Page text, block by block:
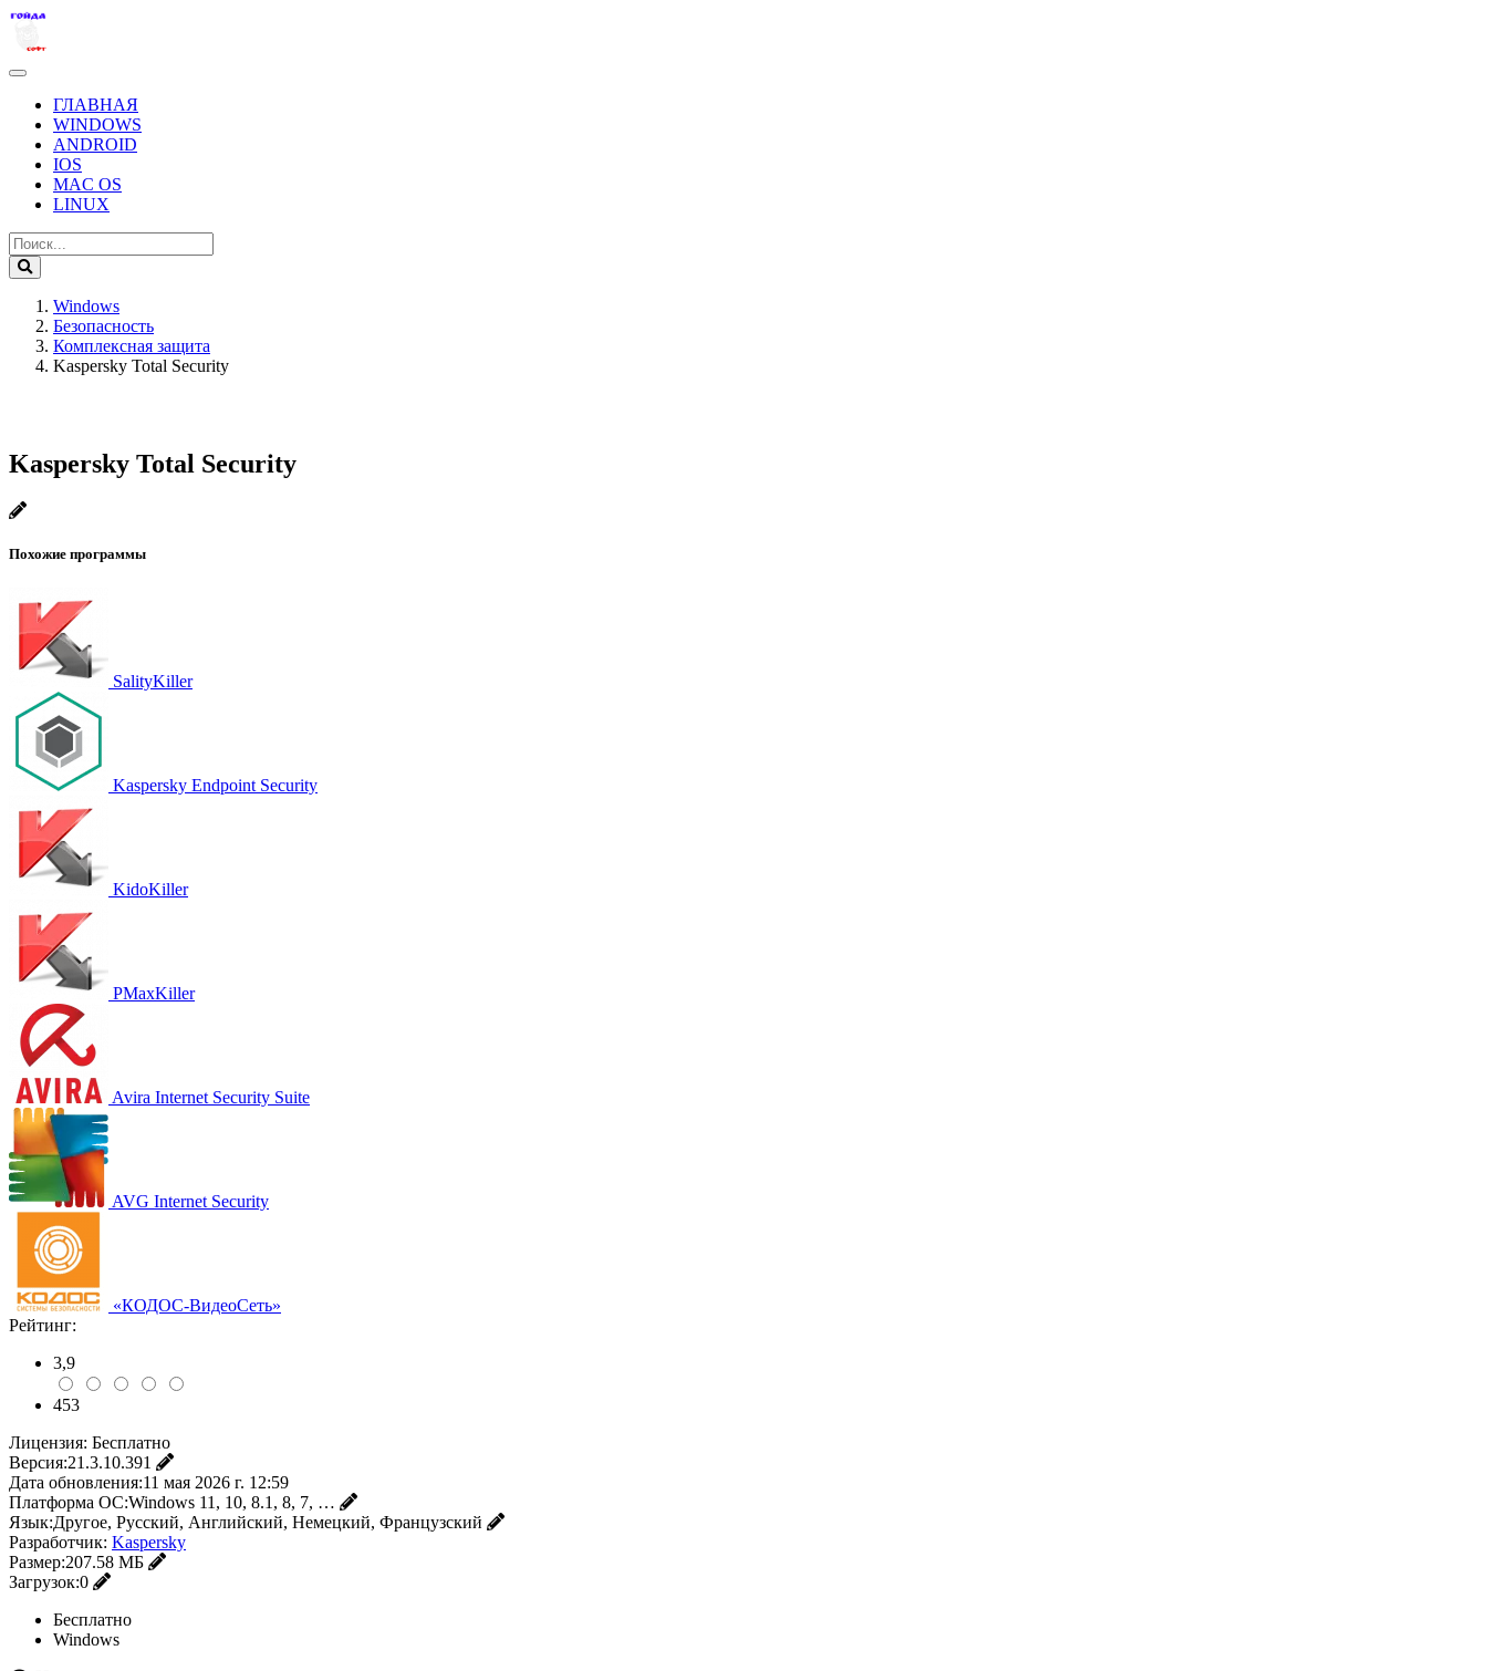
ГЛАВНАЯ
WINDOWS
ANDROID
IOS
MAC OS
LINUX
Windows
Безопасность
Комплексная защита
Kaspersky Total Security
Kaspersky Total Security
Похожие программы
SalityKiller
Kaspersky Endpoint Security
KidoKiller
PMaxKiller
Avira Internet Security Suite
AVG Internet Security
«КОДОС-ВидеоСеть»
Рейтинг:
3,9
453
Лицензия: Бесплатно
Версия:21.3.10.391
Дата обновления:11 мая 2026 г. 12:59
Платформа ОС:Windows 11, 10, 8.1, 8, 7, …
Язык:Другое, Русский, Английский, Немецкий, Французский
Разработчик: Kaspersky
Размер:207.58 МБ
Загрузок:0
Бесплатно
Windows